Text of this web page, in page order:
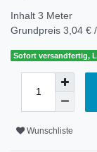
Inhalt 3 Meter
Grundpreis 3,04 €
Sofort versandfertig,
Wunschliste